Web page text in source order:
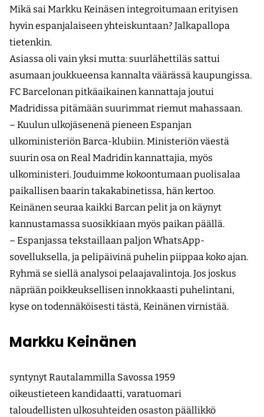
Mikä sai Markku Keinäsen integroitumaan erityisen
hyvin espanjalaiseen yhteiskuntaan? Jalkapallopa
tietenkin.
Asiassa oli vain yksi mutta: suurlähettiläs sattui
asumaan joukkueensa kannalta väärässä kaupungissa.
FC Barcelonan pitkäaikainen kannattaja joutui
Madridissa pitämään suurimmat riemut mahassaan.
– Kuulun ulkojäsenenä pieneen Espanjan
ulkoministeriön Barca-klubiin. Ministeriön väestä
suurin osa on Real Madridin kannattajia, myös
ulkoministeri. Jouduimme kokoontumaan puolisalaa
paikallisen baarin takakabinetissa, hän kertoo.
Keinänen seuraa kaikki Barcan pelit ja on käynyt
kannustamassa suosikkiaan myös paikan päällä.
– Espanjassa tekstaillaan paljon WhatsApp-
sovelluksella, ja peli­päivinä puhelin piippaa koko ajan.
Ryhmä se siellä analysoi pelaaja­valintoja. Jos joskus
näprään poikkeuksellisen innokkaasti puhelintani,
kyse on todennäköisesti tästä, Keinänen virnistää.
Markku Keinänen
syntynyt Rautalammilla Savossa 1959
oikeustieteen kandidaatti, varatuomari
taloudellisten ulkosuhteiden osaston päällikkö